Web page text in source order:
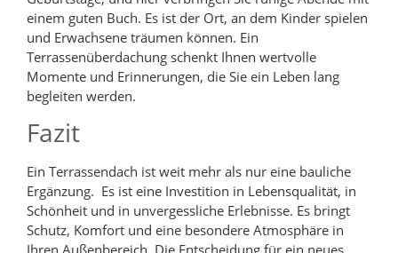
einem guten Buch. Es ist der Ort, an dem Kinder spielen
und Erwachsene träumen können. Ein
Terrassenüberdachung schenkt Ihnen wertvolle
Momente und Erinnerungen, die Sie ein Leben lang
begleiten werden.
Fazit
Ein Terrassendach ist weit mehr als nur eine bauliche
Ergänzung. Es ist eine Investition in Lebensqualität, in
Schönheit und in unvergessliche Erlebnisse. Es bringt
Schutz, Komfort und eine besondere Atmosphäre in